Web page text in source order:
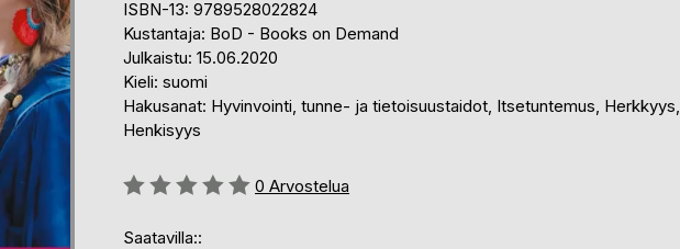
ISBN-13: 9789528022824
Kustantaja: BoD - Books on Demand
Julkaistu: 15.06.2020
Kieli: suomi
Hakusanat: Hyvinvointi, tunne- ja tietoisuustaidot, Itsetuntemus, Herkkyys,
Henkisyys
Arvostelu::
0 Arvostelua
Saatavilla::